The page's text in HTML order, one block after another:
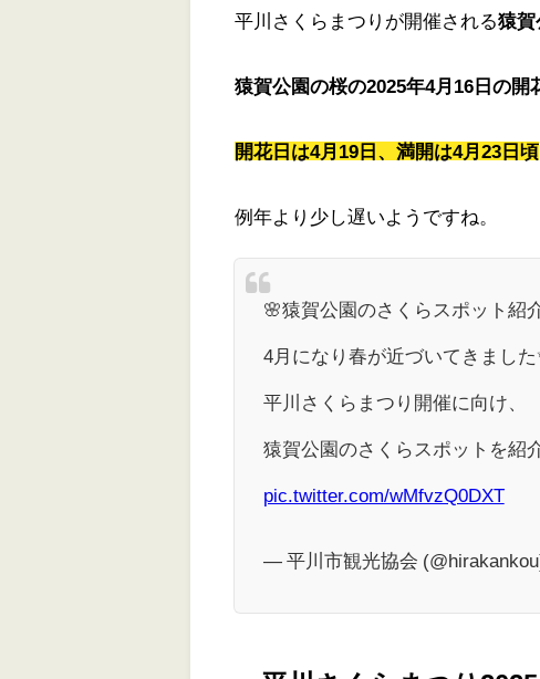
平川さくらまつりが開催される猿賀
猿賀公園の桜の2025年4月16日の開
開花日は4月19日、満開は4月23日頃
例年より少し遅いようですね。
🌸猿賀公園のさくらスポット紹
4月になり春が近づいてきました
平川さくらまつり開催に向け、
猿賀公園のさくらスポットを紹
pic.twitter.com/wMfvzQ0DXT
— 平川市観光協会